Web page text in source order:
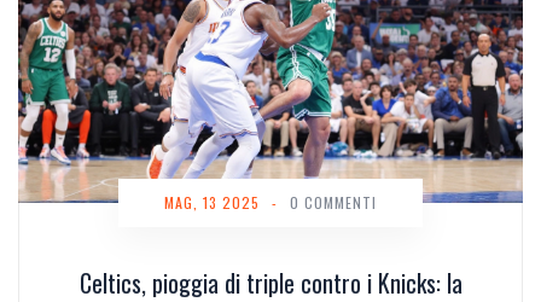
Celtics, pioggia di triple contro i Knicks: la
MAG, 13 2025 - 0 COMMENTI